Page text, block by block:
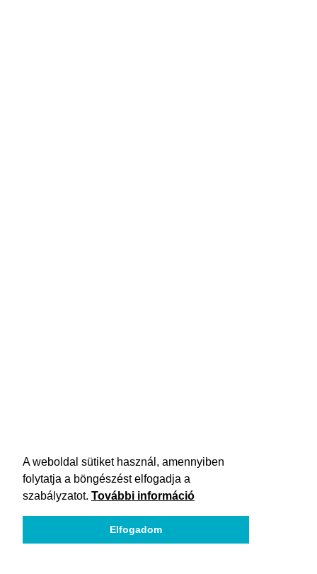
A weboldal sütiket használ, amennyiben
folytatja a böngészést elfogadja a
szabályzatot. További információ
Elfogadom